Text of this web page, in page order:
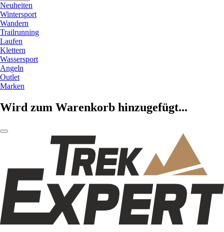
Neuheiten
Wintersport
Wandern
Trailrunning
Laufen
Klettern
Wassersport
Angeln
Outlet
Marken
Wird zum Warenkorb hinzugefügt...